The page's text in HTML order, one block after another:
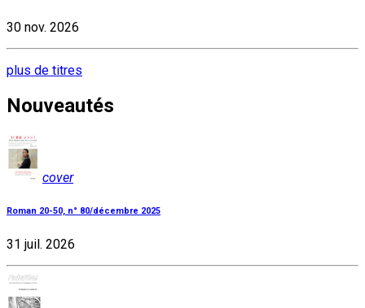
30 nov. 2026
plus de titres
Nouveautés
cover
Roman 20-50, n° 80/décembre 2025
31 juil. 2026